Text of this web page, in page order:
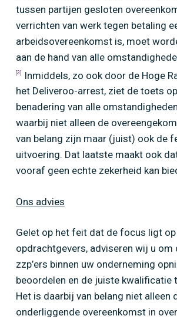
tussen partijen gesloten
verrichten van werk tegen betaling
arbeidsovereenkomst is, moet
aan de hand van alle
[3]
Inmiddels, zo ook door de Hoge
het Deliveroo-arrest, ziet de toets
benadering van alle
waarbij niet alleen de
van belang zijn maar (juist) ook de
uitvoering. Dat laatste maakt ook
vooraf geen echte zekerheid kan
Ons advies
Gelet op het feit dat de focus ligt
opdrachtgevers, adviseren wij u om
zzp’ers binnen uw onderneming
beoordelen en de juiste kwalificatie
Het is daarbij van belang niet alleen
onderliggende overeenkomst in